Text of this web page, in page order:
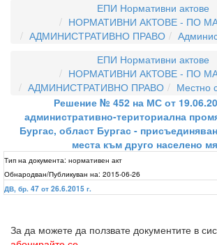
ЕПИ Нормативни актове
НОРМАТИВНИ АКТОВЕ - ПО
АДМИНИСТРАТИВНО ПРАВО
ЕПИ Нормативни актове
НОРМАТИВНИ АКТОВЕ - ПО
АДМИНИСТРАТИВНО ПРАВО
Местно
Решение № 452 на МС от
административно-териториална
Бургас, област Бургас -
места към друго населено
Тип на документа: нормативен акт
Обнародван/Публикуван на: 2015-06-26
ДВ, бр. 47 от 26.6.2015 г.
За да можете да ползвате документите в